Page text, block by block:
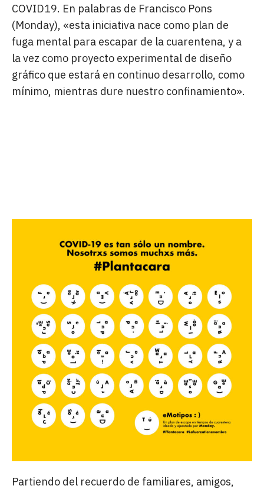
COVID19. En palabras de Francisco Pons
(Monday), «esta iniciativa nace como plan de
fuga mental para escapar de la cuarentena, y a
la vez como proyecto experimental de diseño
gráfico que estará en continuo desarrollo, como
mínimo, mientras dure nuestro confinamiento».
Partiendo del recuerdo de familiares, amigos,